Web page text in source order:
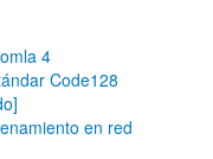
4
Code128
en red